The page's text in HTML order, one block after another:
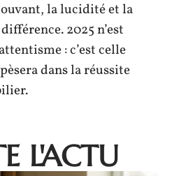
la lucidité et la
2025 n’est
: c’est celle
dans la réussite
L'ACTU